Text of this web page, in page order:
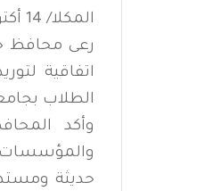
المكلا/ 14 أكتوبر / خاص:
رعى محافظ
اتفاقية
الطلاب
وأكد
والمؤسسات
حديثة